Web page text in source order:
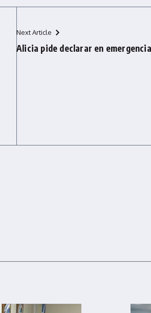
Next Article
Alicia pide declarar en